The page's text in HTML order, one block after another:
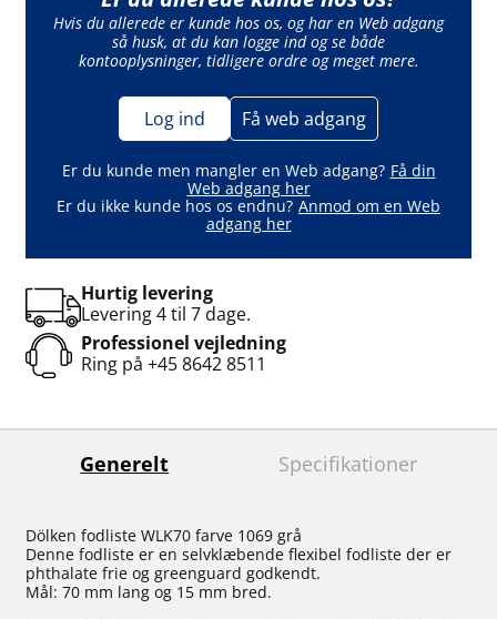
Hvis du allerede er kunde hos os, og har en Web adgang
så husk, at du kan logge ind og se både
kontooplysninger, tidligere ordre og meget mere.
Log ind Få web adgang
Er du kunde men mangler en Web adgang? Få din
Web adgang her
Er du ikke kunde hos os endnu? Anmod om en Web
adgang her
Hurtig levering
Levering 4 til 7 dage.
Professionel vejledning
Ring på +45 8642 8511
Generelt Specifikationer
Dölken fodliste WLK70 farve 1069 grå
Denne fodliste er en selvklæbende flexibel fodliste der er
phthalate frie og greenguard godkendt.
Mål: 70 mm lang og 15 mm bred.